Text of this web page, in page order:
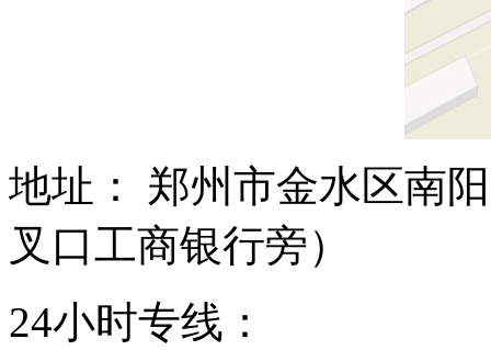
地址： 郑州市金水区南
叉口工商银行旁）
24小时专线：